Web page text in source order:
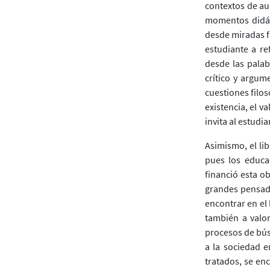
contextos de
momentos
desde miradas
estudiante a
desde las
crítico y
cuestiones
existencia, el
invita al
Asimismo, el
pues los
financió esta
grandes
encontrar en el
también a
procesos de
a la sociedad
tratados, se